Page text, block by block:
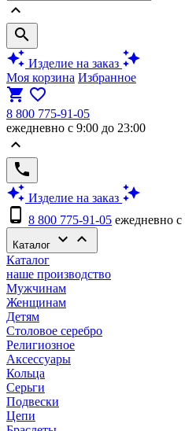
keyboard_arrow_up
search
auto_awesome Изделие на заказ auto_awesome
Моя корзина Избранное
shopping_cart favorite_border
8 800 775-91-05
ежедневно с 9:00 до 23:00
keyboard_arrow_up
phone
auto_awesome Изделие на заказ auto_awesome
phone_android 8 800 775-91-05 ежедневно с
Каталог keyboard_arrow_down keyboard_arrow_up
Каталог
наше производство
Мужчинам
Женщинам
Детям
Столовое серебро
Религиозное
Аксессуары
Кольца
Серьги
Подвески
Цепи